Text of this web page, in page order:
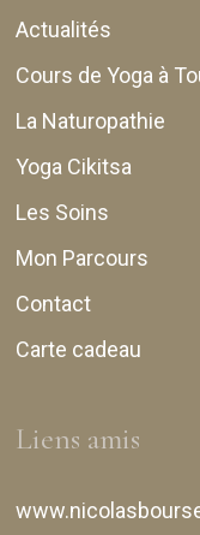
Actualités
Cours de Yoga à
La Naturopathie
Yoga Cikitsa
Les Soins
Mon Parcours
Contact
Carte cadeau
Liens amis